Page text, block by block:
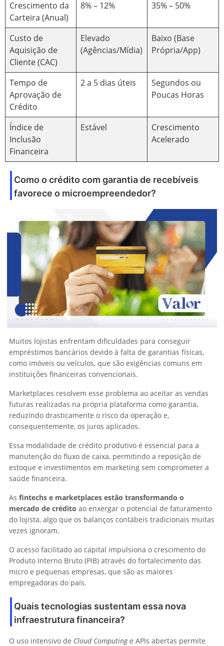
Crescimento da
Carteira (Anual)
8% – 12% 35% – 50%
Custo de
Aquisição de
Cliente (CAC)
Elevado
(Agências/Mídia)
Baixo (Base
Própria/App)
Tempo de
Aprovação de
Crédito
2 a 5 dias úteis
Segundos ou
Poucas Horas
Índice de
Inclusão
Financeira
Estável
Crescimento
Acelerado
Como o crédito com garantia de recebíveis
favorece o microempreendedor?
Muitos lojistas enfrentam dificuldades para conseguir
empréstimos bancários devido à falta de garantias físicas,
como imóveis ou veículos, que são exigências comuns em
instituições financeiras convencionais.
Marketplaces resolvem esse problema ao aceitar as vendas
futuras realizadas na própria plataforma como garantia,
reduzindo drasticamente o risco da operação e,
consequentemente, os juros aplicados.
Essa modalidade de crédito produtivo é essencial para a
manutenção do fluxo de caixa, permitindo a reposição de
estoque e investimentos em marketing sem comprometer a
saúde financeira.
As fintechs e marketplaces estão transformando o
mercado de crédito ao enxergar o potencial de faturamento
do lojista, algo que os balanços contábeis tradicionais muitas
vezes ignoram.
O acesso facilitado ao capital impulsiona o crescimento do
Produto Interno Bruto (PIB) através do fortalecimento das
micro e pequenas empresas, que são as maiores
empregadoras do país.
Quais tecnologias sustentam essa nova
infraestrutura financeira?
O uso intensivo de Cloud Computinge APIs abertas permite